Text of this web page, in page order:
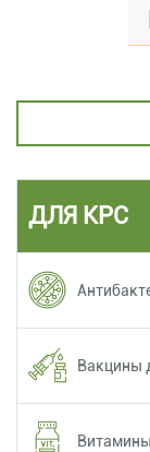
ДЛЯ КРС
Вакцины